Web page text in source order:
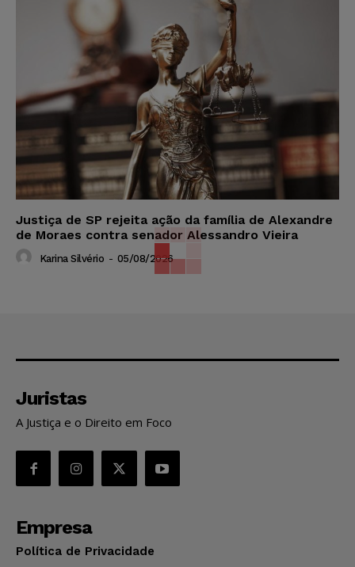
Justiça de SP rejeita ação da família de Alexandre
de Moraes contra senador Alessandro Vieira
Karina Silvério - 05/08/2026
Juristas
A Justiça e o Direito em Foco
Empresa
Política de Privacidade